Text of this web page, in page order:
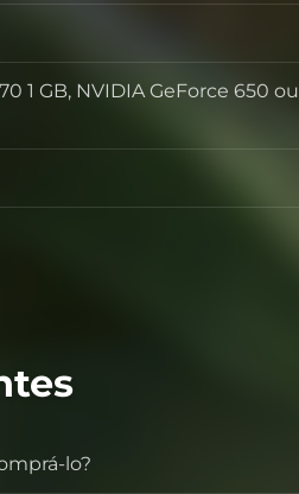
1 GB, NVIDIA GeForce 650 ou
lo?